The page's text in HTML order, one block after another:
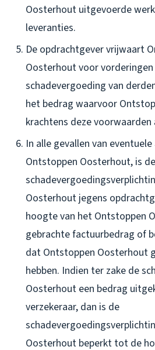
Oosterhout uitgevoerde
leveranties.
De opdrachtgever vrijwaart
Oosterhout voor
schadevergoeding van
het bedrag waarvoor
krachtens deze voorwaarden
In alle gevallen van
Ontstoppen Oosterhout, is
Oosterhout jegens
hoogte van het Ontstoppen
gebrachte factuurbedrag of
dat Ontstoppen Oosterhout
hebben. Indien ter zake de
Oosterhout een bedrag
verzekeraar, dan is de
Oosterhout beperkt tot de